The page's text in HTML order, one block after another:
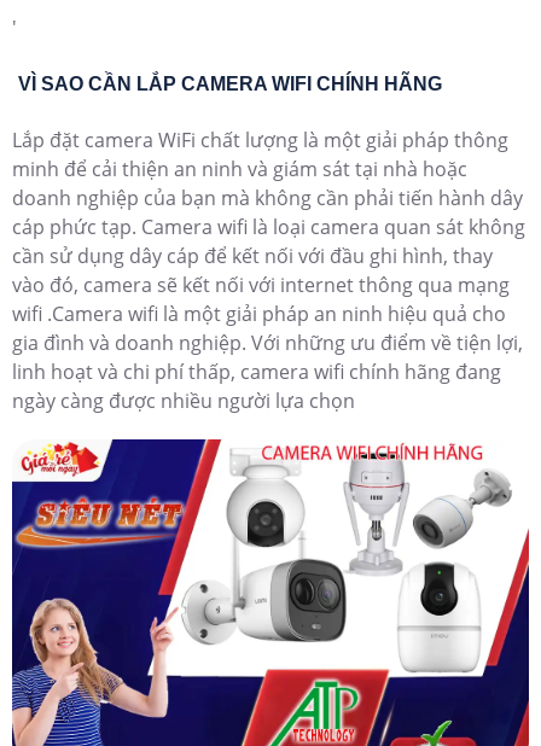
'
VÌ SAO CẦN LẮP CAMERA WIFI CHÍNH HÃNG
Lắp đặt camera WiFi chất lượng là một giải pháp thông
minh để cải thiện an ninh và giám sát tại nhà hoặc
doanh nghiệp của bạn mà không cần phải tiến hành dây
cáp phức tạp. Camera wifi là loại camera quan sát không
cần sử dụng dây cáp để kết nối với đầu ghi hình, thay
vào đó, camera sẽ kết nối với internet thông qua mạng
wifi .Camera wifi là một giải pháp an ninh hiệu quả cho
gia đình và doanh nghiệp. Với những ưu điểm về tiện lợi,
linh hoạt và chi phí thấp, camera wifi chính hãng đang
ngày càng được nhiều người lựa chọn